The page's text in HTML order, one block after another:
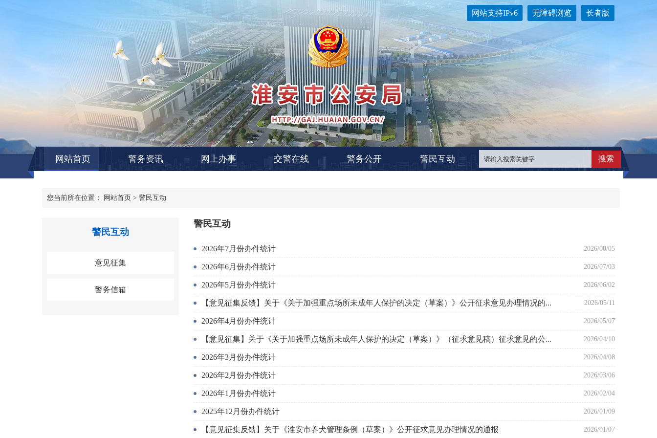
长者版
无障碍浏览
网站支持IPv6
网站首页 警务资讯 网上办事 交警在线 警务公开 警民互动
您当前所在位置： 网站首页 > 警民互动
警民互动
意见征集
警务信箱
警民互动
2026/08/05
2026年7月份办件统计
2026/07/03
2026年6月份办件统计
2026/06/02
2026年5月份办件统计
2026/05/11
【意见征集反馈】关于《关于加强重点场所未成年人保护的决定（草案）》公开征求意见办理情况的...
2026/05/07
2026年4月份办件统计
2026/04/10
【意见征集】关于《关于加强重点场所未成年人保护的决定（草案）》（征求意见稿）征求意见的公...
2026/04/08
2026年3月份办件统计
2026/03/06
2026年2月份办件统计
2026/02/04
2026年1月份办件统计
2026/01/09
2025年12月份办件统计
2026/01/07
【意见征集反馈】关于《淮安市养犬管理条例（草案）》公开征求意见办理情况的通报